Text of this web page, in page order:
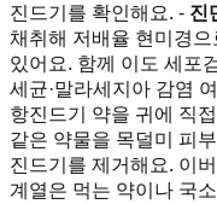
진드기를 확인해요. - 진
채취해 저배율 현미경
있어요. 함께 이도 세포
세균·말라세지아 감염
항진드기 약을 귀에 직
같은 약물을 목덜미 피
진드기를 제거해요. 이
계열은 먹는 약이나 국